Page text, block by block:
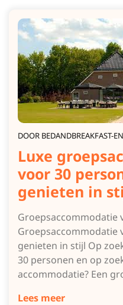
DOOR BEDANDBREAKFAST-
Luxe
voor 30
genieten in
Groepsaccommodatie
Groepsaccommodatie
genieten in stijl Op
30 personen en op
accommodatie? Een
Lees meer